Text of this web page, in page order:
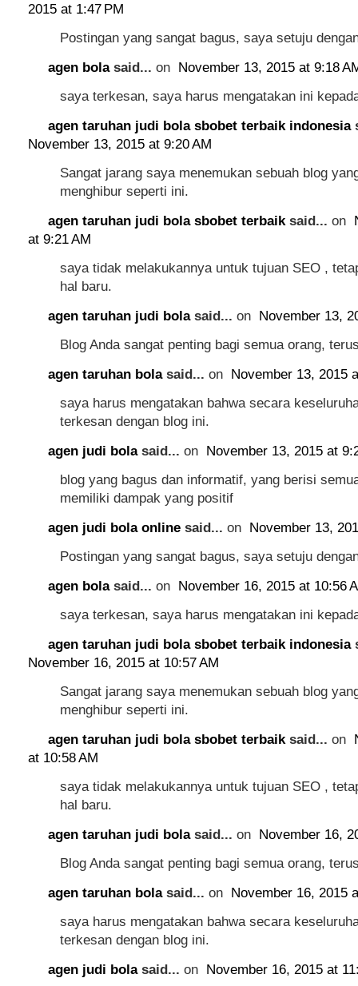
2015 at 1:47 PM
Postingan yang sangat bagus, saya setuju
agen bolasaid... on November 13, 2015 at 9:18
saya terkesan, saya harus mengatakan ini
agen taruhan judi bola sbobet terbaik indonesia
November 13, 2015 at 9:20 AM
Sangat jarang saya menemukan sebuah blog
menghibur seperti ini.
agen taruhan judi bola sbobet terbaik said... on
at 9:21 AM
saya tidak melakukannya untuk tujuan SEO ,
hal baru.
agen taruhan judi bolasaid... on November 13,
Blog Anda sangat penting bagi semua orang,
agen taruhan bolasaid... on November 13, 2015
saya harus mengatakan bahwa secara
terkesan dengan blog ini.
agen judi bolasaid... on November 13, 2015 at
blog yang bagus dan informatif, yang berisi
memiliki dampak yang positif
agen judi bola online said... on November 13,
Postingan yang sangat bagus, saya setuju
agen bolasaid... on November 16, 2015 at 10:56
saya terkesan, saya harus mengatakan ini
agen taruhan judi bola sbobet terbaik indonesia
November 16, 2015 at 10:57 AM
Sangat jarang saya menemukan sebuah blog
menghibur seperti ini.
agen taruhan judi bola sbobet terbaik said... on
at 10:58 AM
saya tidak melakukannya untuk tujuan SEO ,
hal baru.
agen taruhan judi bolasaid... on November 16,
Blog Anda sangat penting bagi semua orang,
agen taruhan bolasaid... on November 16, 2015
saya harus mengatakan bahwa secara
terkesan dengan blog ini.
agen judi bolasaid... on November 16, 2015 at